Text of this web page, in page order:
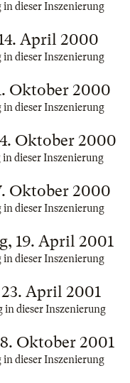
dieser Inszenierung
April 2000
in dieser Inszenierung
Oktober 2000
dieser Inszenierung
Oktober 2000
in dieser Inszenierung
Oktober 2000
dieser Inszenierung
19. April 2001
dieser Inszenierung
April 2001
dieser Inszenierung
Oktober 2001
dieser Inszenierung